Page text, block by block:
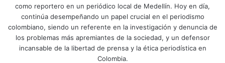
como reportero en un periódico local de Medellín. Hoy en día,
continúa desempeñando un papel crucial en el periodismo
colombiano, siendo un referente en la investigación y denuncia de
los problemas más apremiantes de la sociedad, y un defensor
incansable de la libertad de prensa y la ética periodística en
Colombia.